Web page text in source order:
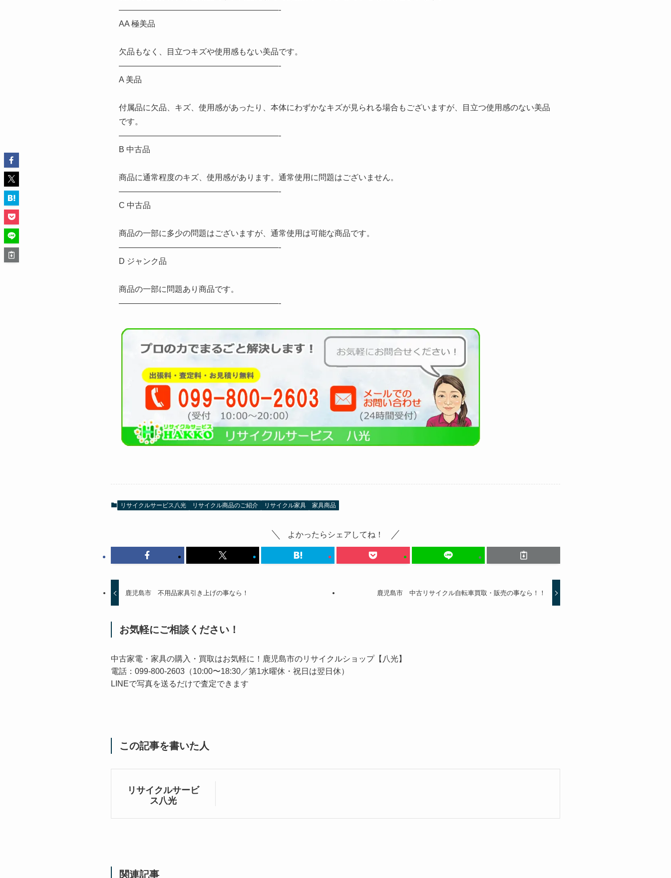
————————————————————-
AA 極美品
欠品もなく、目立つキズや使用感もない美品です。
————————————————————-
A 美品
付属品に欠品、キズ、使用感があったり、本体にわずかなキズが見られる場合もございますが、目立つ使用感のない美品
です。
————————————————————-
B 中古品
商品に通常程度のキズ、使用感があります。通常使用に問題はございません。
————————————————————-
C 中古品
商品の一部に多少の問題はございますが、通常使用は可能な商品です。
————————————————————-
D ジャンク品
商品の一部に問題あり商品です。
————————————————————-
リサイクルサービス八光 リサイクル商品のご紹介 リサイクル家具 家具商品
よかったらシェアしてね！
鹿児島市 不用品家具引き上げの事なら！ 鹿児島市 中古リサイクル自転車買取・販売の事なら！！
お気軽にご相談ください！
中古家電・家具の購入・買取はお気軽に！鹿児島市のリサイクルショップ【八光】
電話：099-800-2603（10:00〜18:30／第1水曜休・祝日は翌日休）
LINEで写真を送るだけで査定できます
この記事を書いた人
リサイクルサービ
ス八光
関連記事